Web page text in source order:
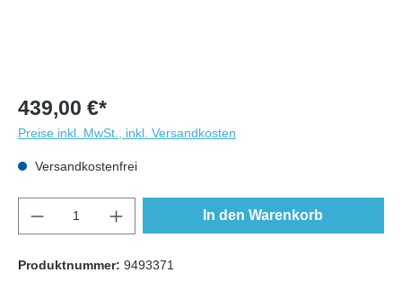
439,00 €*
Preise inkl. MwSt., inkl. Versandkosten
Versandkostenfrei
In den Warenkorb
Produktnummer: 9493371